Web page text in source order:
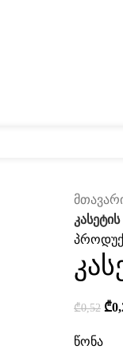
₾0,52 ₾
წონა